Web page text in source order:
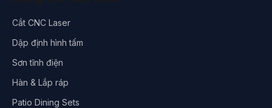
Cắt CNC Laser
Dập định hình tấm
Sơn tĩnh điện
Hàn & Lắp ráp
Patio Dining Sets